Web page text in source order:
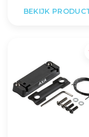
BEKIJK